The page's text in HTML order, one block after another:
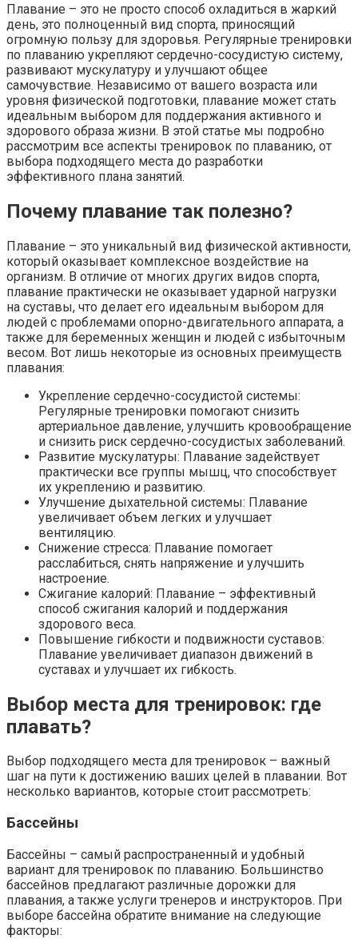
Плавание – это не просто способ охладиться в жаркий
день, это полноценный вид спорта, приносящий
огромную пользу для здоровья. Регулярные тренировки
по плаванию укрепляют сердечно-сосудистую систему,
развивают мускулатуру и улучшают общее
самочувствие. Независимо от вашего возраста или
уровня физической подготовки, плавание может стать
идеальным выбором для поддержания активного и
здорового образа жизни. В этой статье мы подробно
рассмотрим все аспекты тренировок по плаванию, от
выбора подходящего места до разработки
эффективного плана занятий.
Почему плавание так полезно?
Плавание – это уникальный вид физической активности,
который оказывает комплексное воздействие на
организм. В отличие от многих других видов спорта,
плавание практически не оказывает ударной нагрузки
на суставы, что делает его идеальным выбором для
людей с проблемами опорно-двигательного аппарата, а
также для беременных женщин и людей с избыточным
весом. Вот лишь некоторые из основных преимуществ
плавания:
Укрепление сердечно-сосудистой системы:
Регулярные тренировки помогают снизить
артериальное давление, улучшить кровообращение
и снизить риск сердечно-сосудистых заболеваний.
Развитие мускулатуры: Плавание задействует
практически все группы мышц, что способствует
их укреплению и развитию.
Улучшение дыхательной системы: Плавание
увеличивает объем легких и улучшает
вентиляцию.
Снижение стресса: Плавание помогает
расслабиться, снять напряжение и улучшить
настроение.
Сжигание калорий: Плавание – эффективный
способ сжигания калорий и поддержания
здорового веса.
Повышение гибкости и подвижности суставов:
Плавание увеличивает диапазон движений в
суставах и улучшает их гибкость.
Выбор места для тренировок: где
плавать?
Выбор подходящего места для тренировок – важный
шаг на пути к достижению ваших целей в плавании. Вот
несколько вариантов, которые стоит рассмотреть:
Бассейны
Бассейны – самый распространенный и удобный
вариант для тренировок по плаванию. Большинство
бассейнов предлагают различные дорожки для
плавания, а также услуги тренеров и инструкторов. При
выборе бассейна обратите внимание на следующие
факторы: